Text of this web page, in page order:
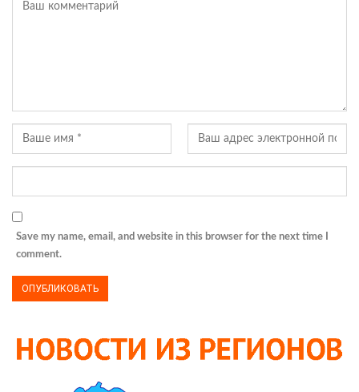
Save my name, email, and website in this browser for the next time I
comment.